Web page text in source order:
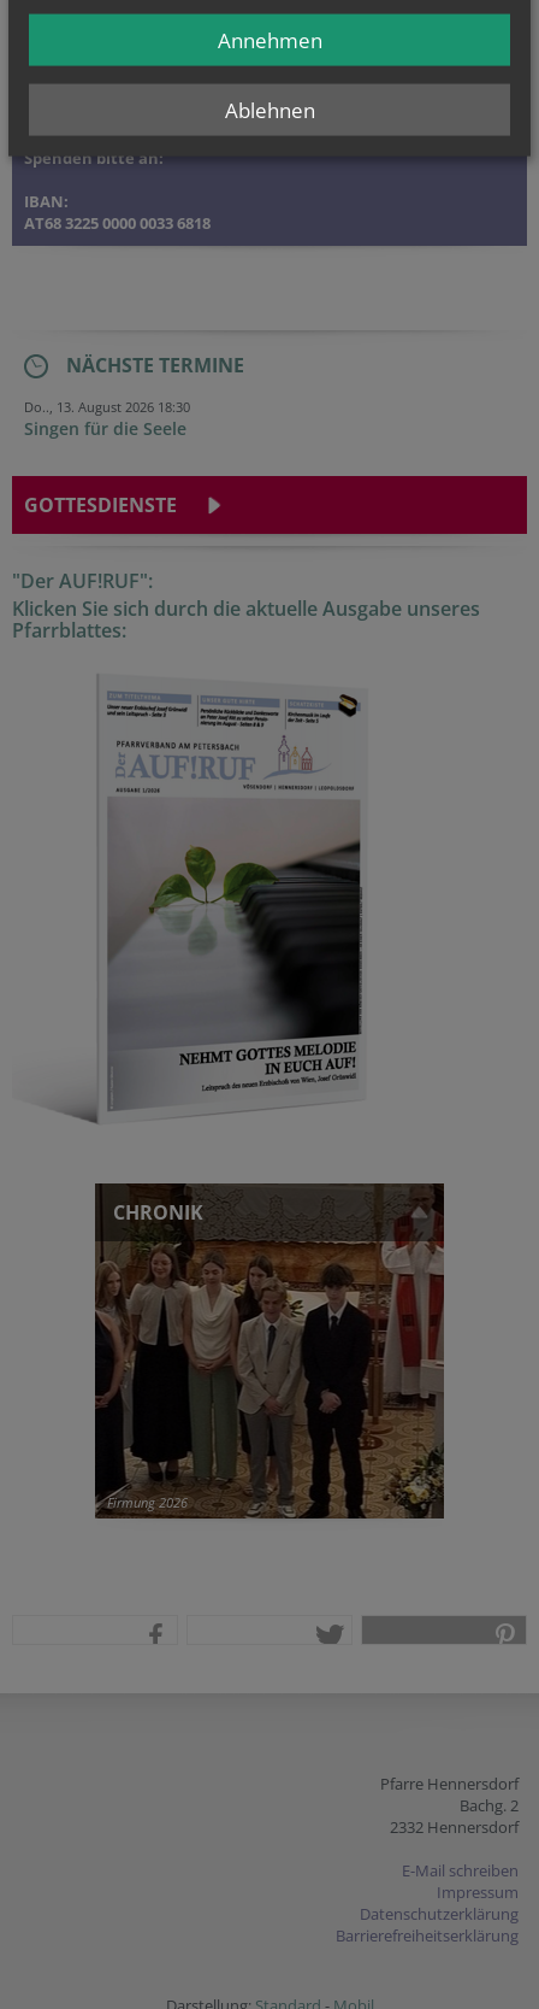
Spenden bitte an:
IBAN:
AT68 3225 0000 0033 6818
NÄCHSTE TERMINE
Do.., 13. August 2026 18:30
Singen für die Seele
GOTTESDIENSTE
"Der AUF!RUF":
Klicken Sie sich durch die aktuelle Ausgabe unseres
Pfarrblattes:
CHRONIK
Firmung 2026
Pfarre Hennersdorf
Bachg. 2
2332 Hennersdorf
E-Mail schreiben
Impressum
Datenschutzerklärung
Barrierefreiheitserklärung
Ablehnen
Annehmen